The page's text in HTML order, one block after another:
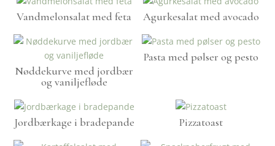
Vandmelonsalat med feta Agurkesalat med avocado
Nøddekurve med jordbær
og vaniljefløde
Pasta med pølser og pesto
Jordbærkage i bradepande Pizzatoast